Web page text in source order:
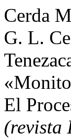
Cerda
G. L.
El
(revista